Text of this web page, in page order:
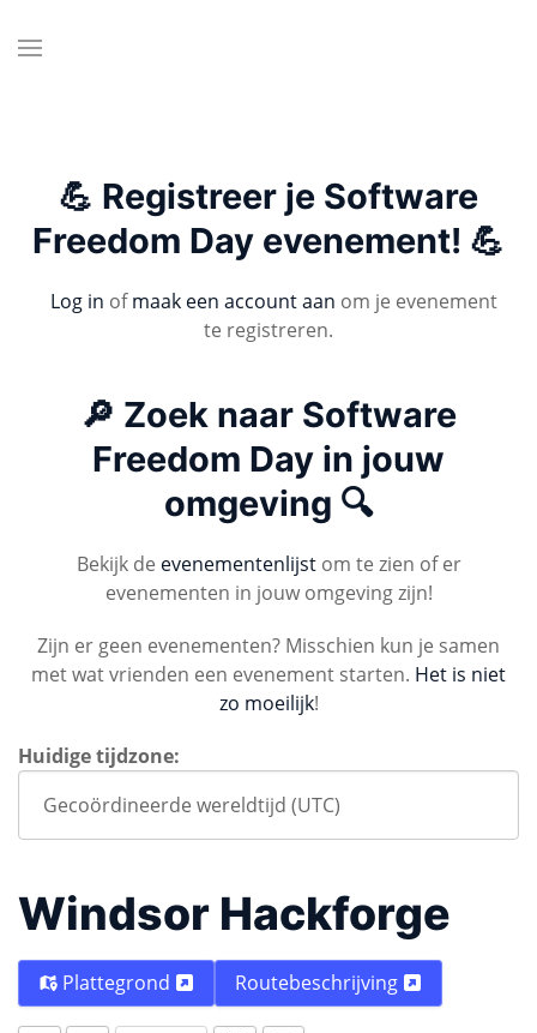
💪 Registreer je Software
Freedom Day evenement! 💪
Log in ofmaak een account aan om je evenement
te registreren.
🔎 Zoek naar Software
Freedom Day in jouw
omgeving 🔍
Bekijk de evenementenlijstom te zien of er
evenementen in jouw omgeving zijn!
Zijn er geen evenementen? Misschien kun je samen
met wat vrienden een evenement starten. Het is niet
zo moeilijk!
Huidige tijdzone:
Windsor Hackforge
Plattegrond Routebeschrijving